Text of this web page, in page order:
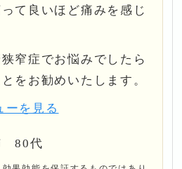
て良いほど痛みを感じ
窄症でお悩みでしたら
をお勧めいたします。
を見る
80代